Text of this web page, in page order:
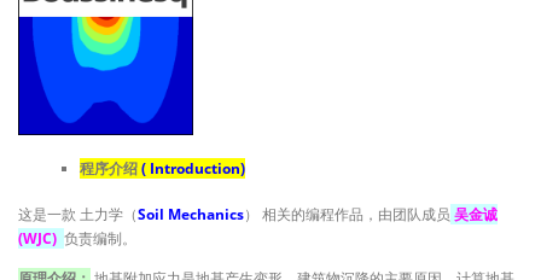
程序介绍( Introduction)
这是一款 土力学（Soil Mechanics） 相关的编程作品，由团队成员 吴金诚
(WJC) 负责编制。